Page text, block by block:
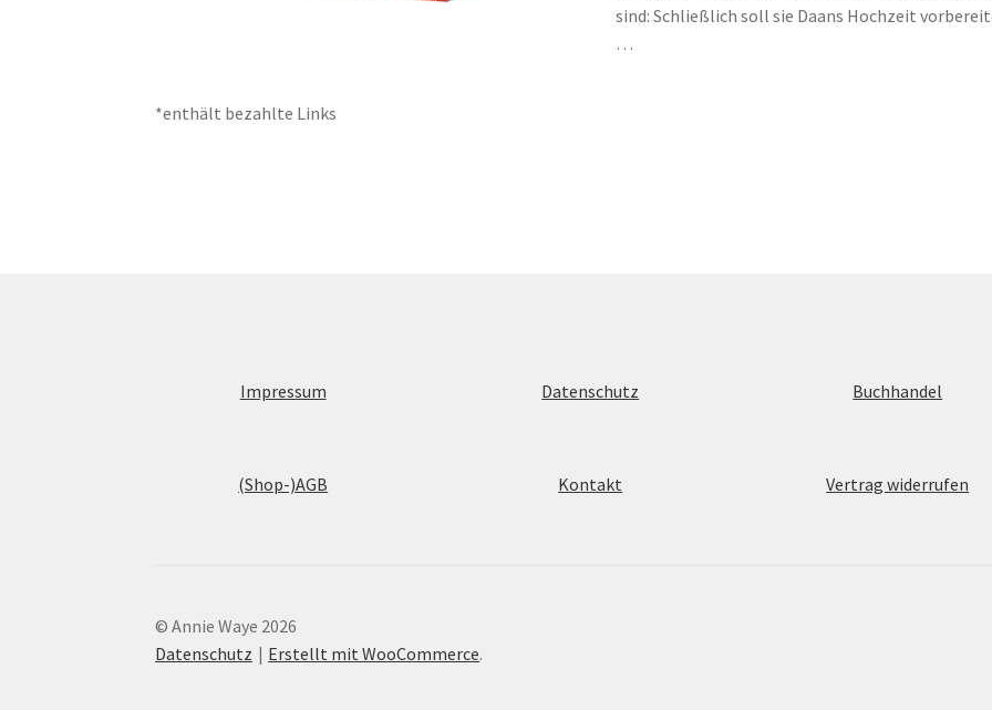
sind: Schließlich soll sie Daans Hochzeit
…
*enthält bezahlte Links
Impressum
(Shop-)AGB
Datenschutz
Kontakt
Buchhandel
Vertrag widerrufen
© Annie Waye 2026
Datenschutz
Erstellt mit WooCommerce.